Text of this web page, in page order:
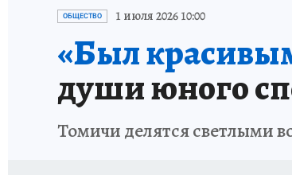
ПРОИСШЕСТВИЯ
ОБЩЕСТВО 1 июля 2026 10:00
«Был
души юного
Томичи делятся светлыми